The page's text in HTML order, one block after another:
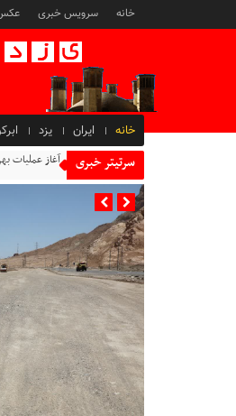
خانه سرویس خبری
خانه ایران یزد
سرتیتر خبری آغاز عملیات بهره‌برداری از